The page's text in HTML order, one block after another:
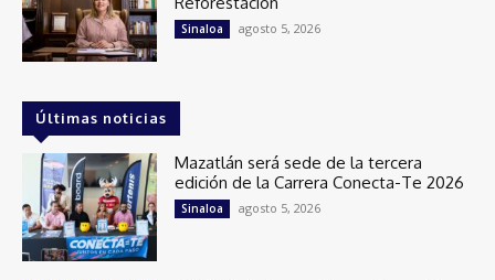
Sinaloa agosto 5, 2026
Últimas noticias
Mazatlán será sede de la tercera
edición de la Carrera Conecta-Te 2026
Sinaloa agosto 5, 2026